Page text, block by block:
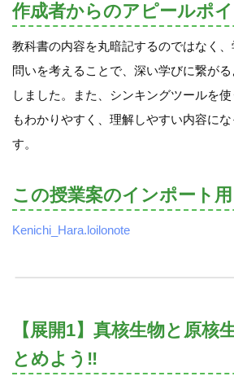
作成者からのアピールポ
教科書の内容を丸暗記するのではなく、
問いを考えることで、深い学びに繋が
しました。また、シンキングツールを
もわかりやすく、理解しやすい内容に
す。
この授業案のインポート
Kenichi_Hara.loilonote
【展開1】真核生物と原核
とめよう‼